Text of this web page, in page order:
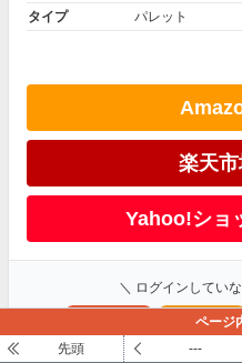
タイプ
パレット
楽天
Yahoo!ショ
＼ ログインしてい
超いいね いいね
ページ
先頭
---